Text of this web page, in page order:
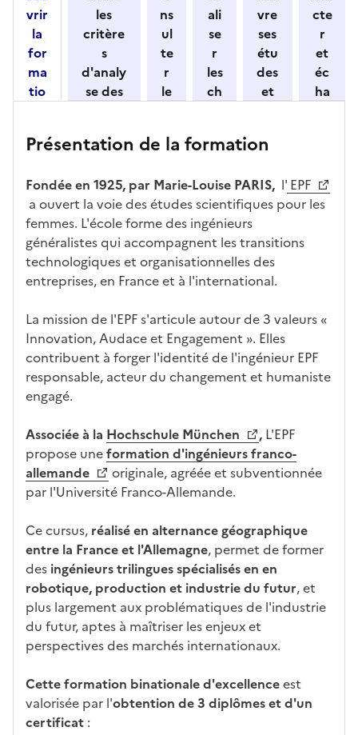
z
n
e
o
r
m
a
t
i
n
d
a
n
a
z
o
d
é
r
o
u
l
a
t
e
vrir
la
for
ma
tio
ses
act
éris
tiq
ues
les
critère
s
d'analy
se des
par
ssemen
t
ns
ul
te
r
le
o
ali
té
s
d
e
c
n
di
d
at
ali
se
r
les
ch
s
ac
cè
s à
la
fo
rm
on
vre
ses
étu
des
et
re
dé
bo
és
cte
r
et
éc
ha
l'ét
abl
Présentation de la formation
Fondée en 1925, par Marie-Louise PARIS, l' EPF
a ouvert la voie des études scientifiques pour les
femmes. L'école forme des ingénieurs
généralistes qui accompagnent les transitions
technologiques et organisationnelles des
entreprises, en France et à l'international.
La mission de l'EPF s'articule autour de 3 valeurs «
Innovation, Audace et Engagement ». Elles
contribuent à forger l'identité de l'ingénieur EPF
responsable, acteur du changement et humaniste
engagé.
Associée à la Hochschule München , L'EPF
propose uneformation d'ingénieurs franco-
allemande
originale, agréée et subventionnée
par l'Université Franco-Allemande.
Ce cursus, réalisé en alternance géographique
entre la France et l'Allemagne, permet de former
des ingénieurs trilingues spécialisés en en
robotique, production et industrie du futur, et
plus largement aux problématiques de l'industrie
du futur, aptes à maîtriser les enjeux et
perspectives des marchés internationaux.
Cette formation binationale d'excellenceest
valorisée par l'obtention de 3 diplômes et d'un
certificat :